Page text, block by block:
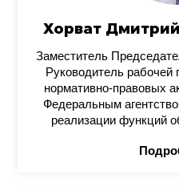
Хорват
Заместитель
Руководитель рабочей
нормативно-правовых
Федеральным
реализации функций